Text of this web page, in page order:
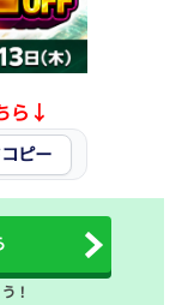
ら↓
ピー
！